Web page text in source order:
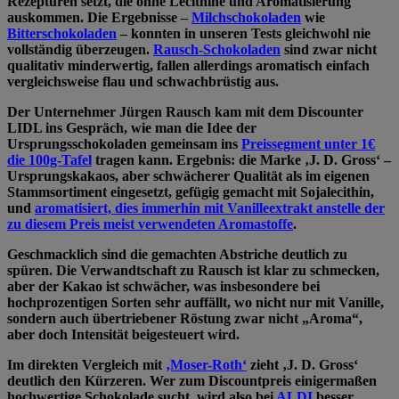
auskommen. Die Ergebnisse – Milchschokoladen wie
Bitterschokoladen – konnten in unseren Tests gleichwohl nie
vollständig überzeugen. Rausch-Schokoladen sind zwar nicht
qualitativ minderwertig, fallen allerdings aromatisch einfach
vergleichsweise flau und schwachbrüstig aus.
Der Unternehmer Jürgen Rausch kam mit dem Discounter
LIDL ins Gespräch, wie man die Idee der
Ursprungsschokoladen gemeinsam ins Preissegment unter 1€
die 100g-Tafel tragen kann. Ergebnis: die Marke ‚J. D. Gross‘ –
Ursprungskakaos, aber schwächerer Qualität als im eigenen
Stammsortiment eingesetzt, gefügig gemacht mit Sojalecithin,
und aromatisiert, dies immerhin mit Vanilleextrakt anstelle der
zu diesem Preis meist verwendeten Aromastoffe.
Geschmacklich sind die gemachten Abstriche deutlich zu
spüren. Die Verwandtschaft zu Rausch ist klar zu schmecken,
aber der Kakao ist schwächer, was insbesondere bei
hochprozentigen Sorten sehr auffällt, wo nicht nur mit Vanille,
sondern auch übertriebener Röstung zwar nicht „Aroma“,
aber doch Intensität beigesteuert wird.
Im direkten Vergleich mit ‚Moser-Roth‘ zieht ‚J. D. Gross‘
deutlich den Kürzeren. Wer zum Discountpreis einigermaßen